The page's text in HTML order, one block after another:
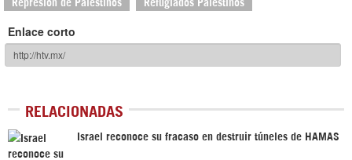
Enlace corto
RELACIONADAS
Israel reconoce su fracaso en destruir túneles de HAMAS